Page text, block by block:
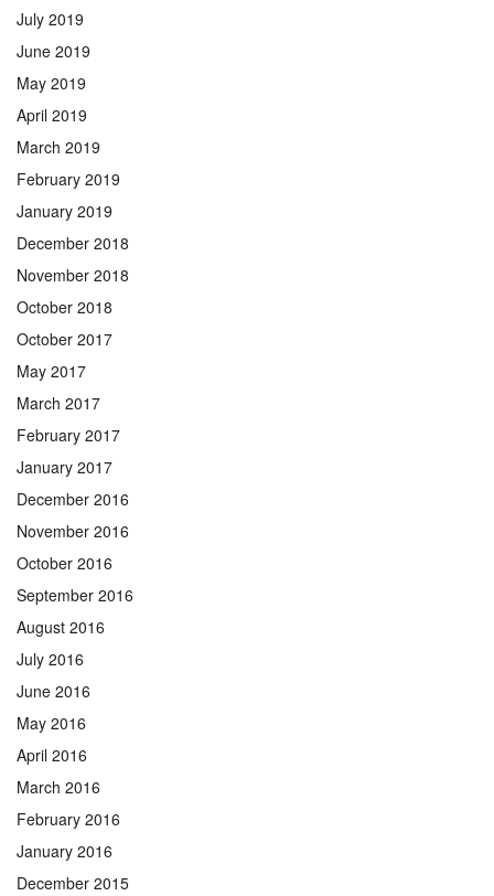
July 2019
June 2019
May 2019
April 2019
March 2019
February 2019
January 2019
December 2018
November 2018
October 2018
October 2017
May 2017
March 2017
February 2017
January 2017
December 2016
November 2016
October 2016
September 2016
August 2016
July 2016
June 2016
May 2016
April 2016
March 2016
February 2016
January 2016
December 2015